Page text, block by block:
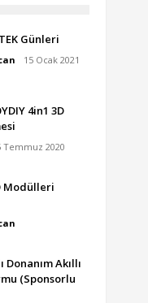
Günleri
15 Ocak 2021
4in1 3D
Temmuz 2020
Modülleri
Donanım Akıllı
(Sponsorlu